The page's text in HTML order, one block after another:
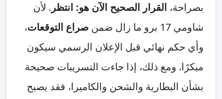
بصراحة، القرار الصحيح الآن هو: انتظر . لأن
شاومي 17 برو ما زال ضمن
صراع التوقعات،
وأي حكم نهائي قبل الإعلان الرسمي سيكون
مبكرًا. ومع ذلك، إذا جاءت التسريبات صحيحة
بشأن البطارية والشحن والكاميرا، فقد يصبح